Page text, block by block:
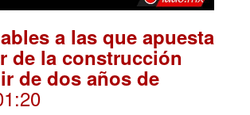
a las que apuesta
de la construcción
de dos años de